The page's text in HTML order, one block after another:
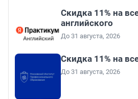
Скидка 11% на
английского
До 31 августа, 2026
Скидка 11% на
До 31 августа, 2026